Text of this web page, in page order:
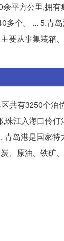
平方公里,拥
个。 ... 5.青
要从事集装箱
共有3250个泊
江入海口伶
岛港是国家
、原油、铁矿